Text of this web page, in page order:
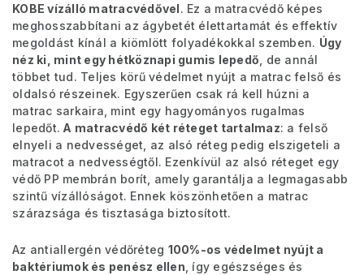
KOBE vízálló matracvédővel. Ez a matracvédő képes
meghosszabbítani az ágybetét élettartamát és effektív
megoldást kínál a kiömlött folyadékokkal szemben. Úgy
néz ki, mint egy hétköznapi gumis lepedő , de annál
többet tud. Teljes körű védelmet nyújt a matrac felső és
oldalsó részeinek. Egyszerűen csak rá kell húzni a
matrac sarkaira, mint egy hagyományos rugalmas
lepedőt. A matracvédő két réteget tartalmaz: a felső
elnyeli a nedvességet, az alsó réteg pedig elszigeteli a
matracot a nedvességtől. Ezenkívül az alsó réteget egy
védő PP membrán borít, amely garantálja a legmagasabb
szintű vízállóságot. Ennek köszönhetően a matrac
szárazsága és tisztasága biztosított.
Az antiallergén védőréteg 100%-os védelmet nyújt a
baktériumok és penész ellen , így egészséges és